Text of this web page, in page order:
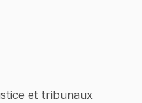
et tribunaux